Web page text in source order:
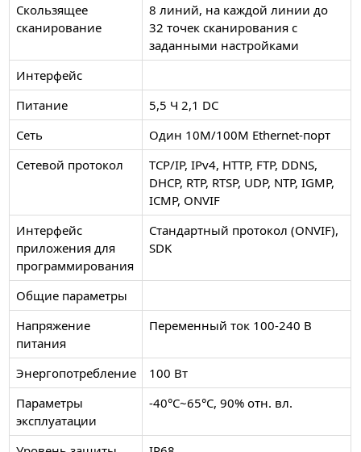
Скользящее
сканирование
8 линий, на каждой линии до
32 точек сканирования с
заданными настройками
Интерфейс
Питание
5,5 Ч 2,1 DC
Сеть
Один 10M/100M Ethernet-порт
Сетевой протокол
TCP/IP, IPv4, HTTP, FTP, DDNS,
DHCP, RTP, RTSP, UDP, NTP, IGMP,
ICMP, ONVIF
Интерфейс
приложения для
программирования
Стандартный протокол (ONVIF),
SDK
Общие параметры
Напряжение
питания
Переменный ток 100-240 В
Энергопотребление
100 Вт
Параметры
эксплуатации
-40°C~65°С, 90% отн. вл.